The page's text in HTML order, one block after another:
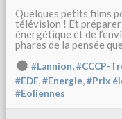
Quelques petits films
télévision ! Et
énergétique et de
phares de la pensée
#Lannion,#CCCP-
#EDF,#Energie,#Prix
#Eoliennes